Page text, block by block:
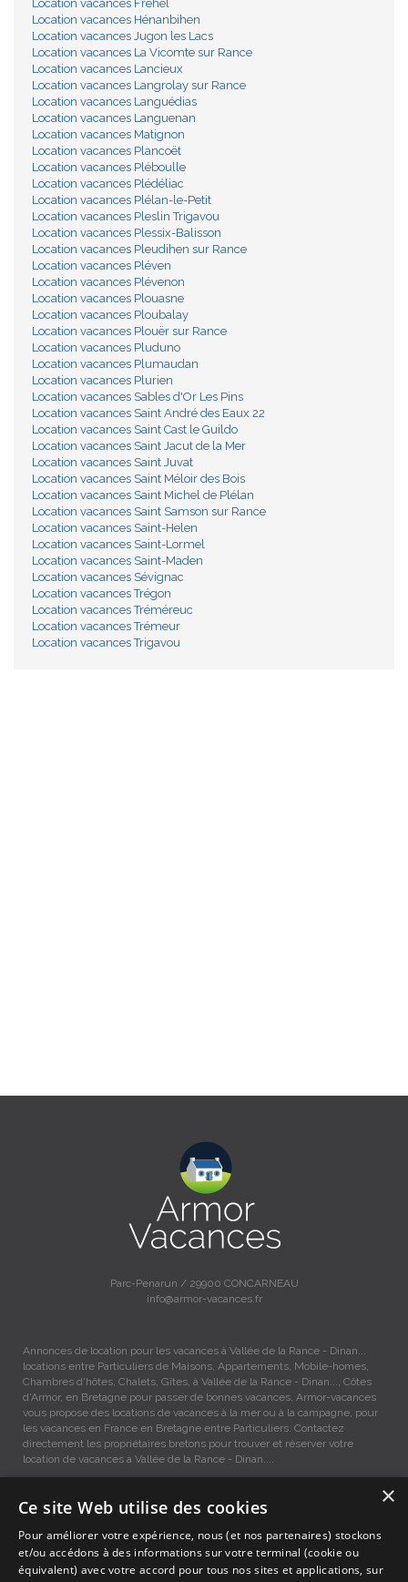
Location vacances Fréhel
Location vacances Hénanbihen
Location vacances Jugon les Lacs
Location vacances La Vicomte sur Rance
Location vacances Lancieux
Location vacances Langrolay sur Rance
Location vacances Languédias
Location vacances Languenan
Location vacances Matignon
Location vacances Plancoët
Location vacances Pléboulle
Location vacances Plédéliac
Location vacances Plélan-le-Petit
Location vacances Pleslin Trigavou
Location vacances Plessix-Balisson
Location vacances Pleudihen sur Rance
Location vacances Pléven
Location vacances Plévenon
Location vacances Plouasne
Location vacances Ploubalay
Location vacances Plouër sur Rance
Location vacances Pluduno
Location vacances Plumaudan
Location vacances Plurien
Location vacances Sables d'Or Les Pins
Location vacances Saint André des Eaux 22
Location vacances Saint Cast le Guildo
Location vacances Saint Jacut de la Mer
Location vacances Saint Juvat
Location vacances Saint Méloir des Bois
Location vacances Saint Michel de Plélan
Location vacances Saint Samson sur Rance
Location vacances Saint-Helen
Location vacances Saint-Lormel
Location vacances Saint-Maden
Location vacances Sévignac
Location vacances Trégon
Location vacances Tréméreuc
Location vacances Trémeur
Location vacances Trigavou
Parc-Penarun / 29900 CONCARNEAU
info@armor-vacances.fr
Annonces de location pour les vacances à Vallée de la Rance - Dinan...
locations entre Particuliers de Maisons, Appartements, Mobile-homes,
Chambres d'hôtes, Chalets, Gîtes, à Vallée de la Rance - Dinan..., Côtes
d'Armor, en Bretagne pour passer de bonnes vacances, Armor-vacances
vous propose des locations de vacances à la mer ou à la campagne, pour
les vacances en France en Bretagne entre Particuliers. Contactez
directement les propriétaires bretons pour trouver et réserver votre
location de vacances à Vallée de la Rance - Dinan....
Locations vacances Vallée de la Rance - Dinan... entre
particuliers.
Accueil
×
Ce site Web utilise des cookies
Pour améliorer votre expérience, nous (et nos partenaires) stockons
et/ou accédons à des informations sur votre terminal (cookie ou
équivalent) avec votre accord pour tous nos sites et applications, sur